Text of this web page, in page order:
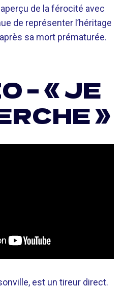
aperçu de la férocité avec
de représenter l’héritage
sa mort prématurée.
– « JE
»
est un tireur direct.